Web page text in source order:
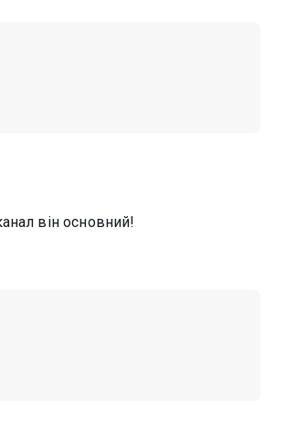
він основний!